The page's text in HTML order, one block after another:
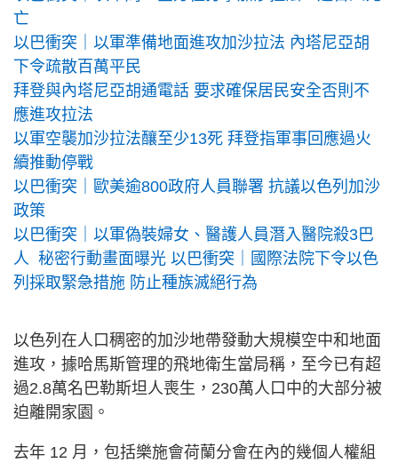
亡
以巴衝突｜以軍準備地面進攻加沙拉法 內塔尼亞胡
下令疏散百萬平民
拜登與內塔尼亞胡通電話 要求確保居民安全否則不
應進攻拉法
以軍空襲加沙拉法釀至少13死 拜登指軍事回應過火
續推動停戰
以巴衝突｜歐美逾800政府人員聯署 抗議以色列加沙
政策
以巴衝突｜以軍偽裝婦女、醫護人員潛入醫院殺3巴
人 秘密行動畫面曝光 以巴衝突｜國際法院下令以色
列採取緊急措施 防止種族滅絕行為
以色列在人口稠密的加沙地帶發動大規模空中和地面
進攻，據哈馬斯管理的飛地衛生當局稱，至今已有超
過2.8萬名巴勒斯坦人喪生，230萬人口中的大部分被
迫離開家園。
去年 12 月，包括樂施會荷蘭分會在內的幾個人權組